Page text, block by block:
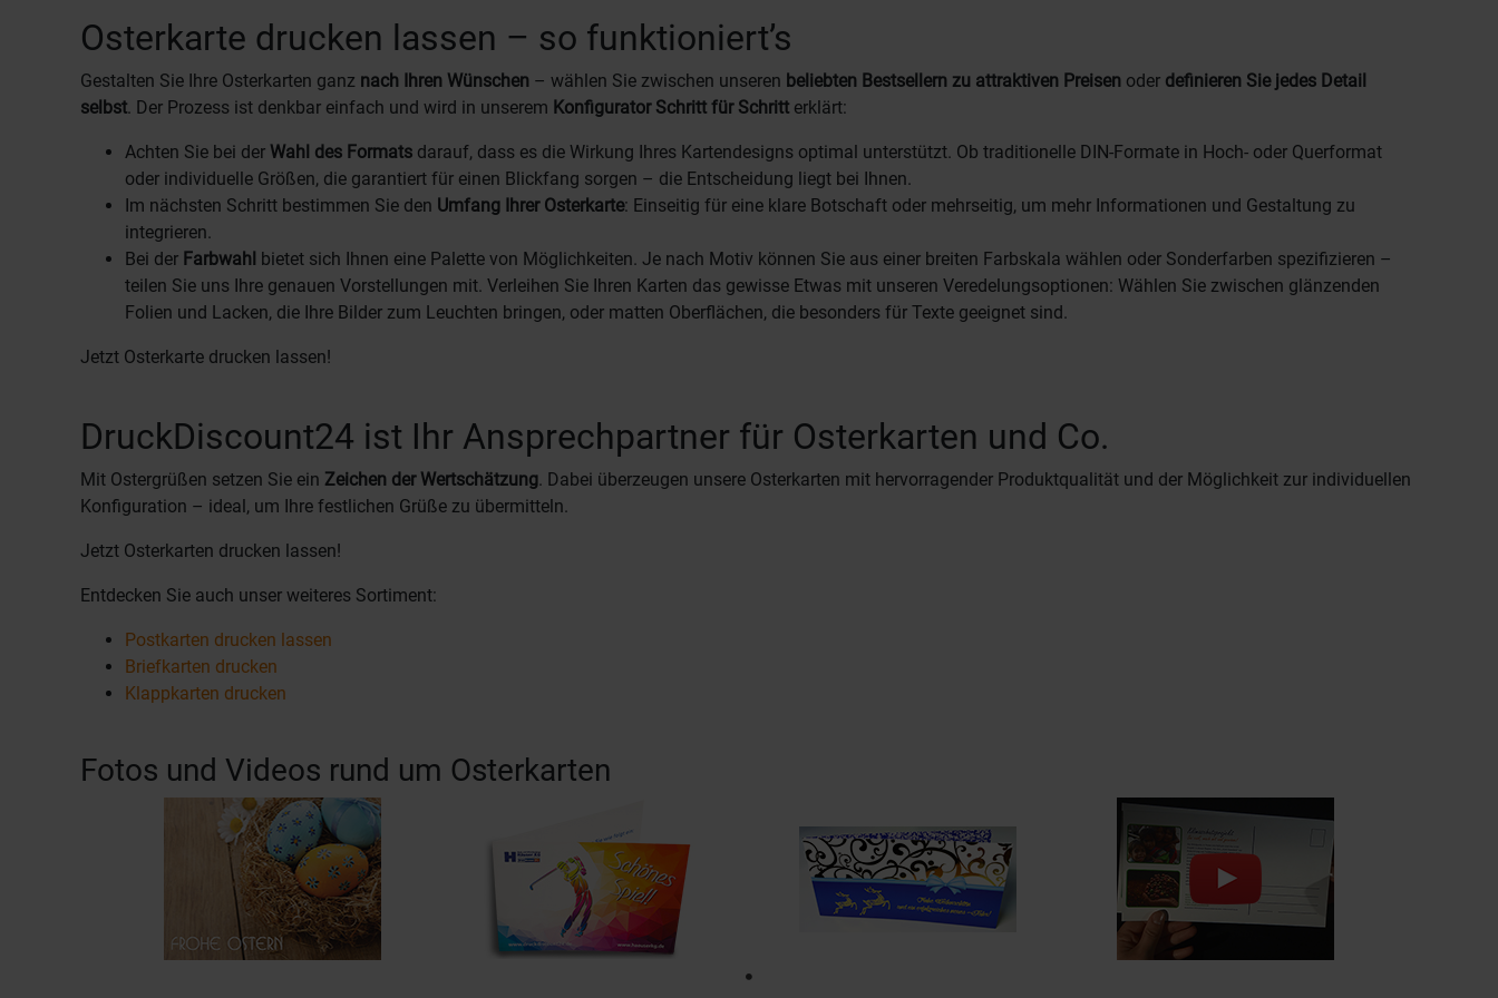
Osterkarte drucken lassen – so funktioniert’s
Gestalten Sie Ihre Osterkarten ganz nach Ihren Wünschen – wählen Sie zwischen unseren beliebten Bestsellern zu attraktiven Preisen oder definieren Sie jedes Detail
selbst. Der Prozess ist denkbar einfach und wird in unserem Konfigurator Schritt für Schritt erklärt:
Achten Sie bei der Wahl des Formats darauf, dass es die Wirkung Ihres Kartendesigns optimal unterstützt. Ob traditionelle DIN-Formate in Hoch- oder Querformat
oder individuelle Größen, die garantiert für einen Blickfang sorgen – die Entscheidung liegt bei Ihnen.
Im nächsten Schritt bestimmen Sie den Umfang Ihrer Osterkarte: Einseitig für eine klare Botschaft oder mehrseitig, um mehr Informationen und Gestaltung zu
integrieren.
Bei der Farbwahl bietet sich Ihnen eine Palette von Möglichkeiten. Je nach Motiv können Sie aus einer breiten Farbskala wählen oder Sonderfarben spezifizieren –
teilen Sie uns Ihre genauen Vorstellungen mit. Verleihen Sie Ihren Karten das gewisse Etwas mit unseren Veredelungsoptionen: Wählen Sie zwischen glänzenden
Folien und Lacken, die Ihre Bilder zum Leuchten bringen, oder matten Oberflächen, die besonders für Texte geeignet sind.
Jetzt Osterkarte drucken lassen!
DruckDiscount24 ist Ihr Ansprechpartner für Osterkarten und Co.
Mit Ostergrüßen setzen Sie ein Zeichen der Wertschätzung. Dabei überzeugen unsere Osterkarten mit hervorragender Produktqualität und der Möglichkeit zur individuellen
Konfiguration – ideal, um Ihre festlichen Grüße zu übermitteln.
Jetzt Osterkarten drucken lassen!
Entdecken Sie auch unser weiteres Sortiment:
Postkarten drucken lassen
Briefkarten drucken
Klappkarten drucken
Fotos und Videos rund um Osterkarten